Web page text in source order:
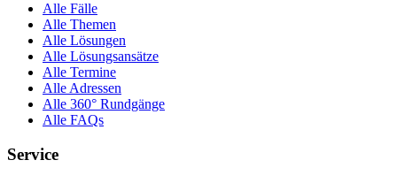
Alle Fälle
Alle Themen
Alle Lösungen
Alle Lösungsansätze
Alle Termine
Alle Adressen
Alle 360° Rundgänge
Alle FAQs
Service